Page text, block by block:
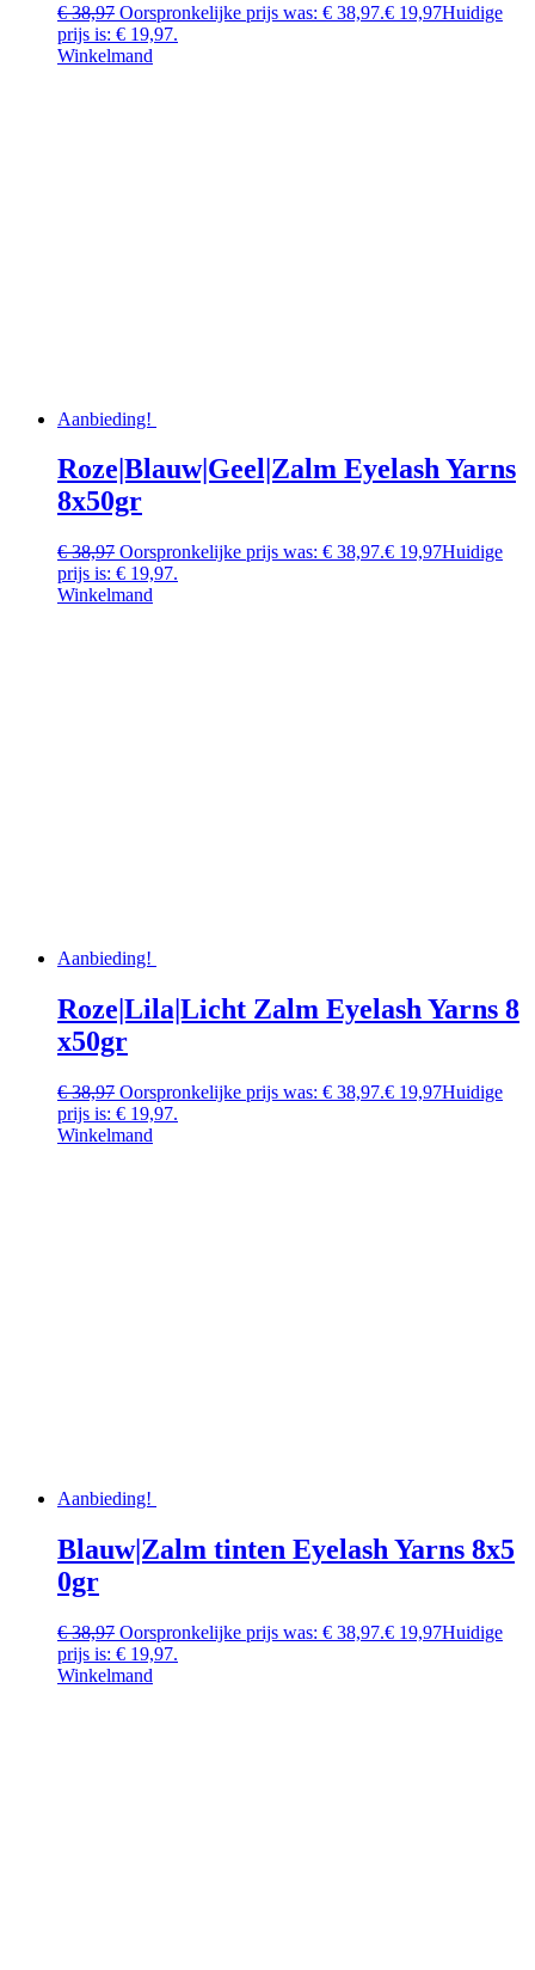
€38,97 Oorspronkelijke prijs was: € 38,97.€ 19,97Huidige
prijs is: € 19,97.
Winkelmand
Aanbieding!
Roze|Blauw|Geel|Zalm Eyelash Yarns
8x50gr
€38,97 Oorspronkelijke prijs was: € 38,97.€ 19,97Huidige
prijs is: € 19,97.
Winkelmand
Aanbieding!
Roze|Lila|Licht Zalm Eyelash Yarns 8
x50gr
€38,97 Oorspronkelijke prijs was: € 38,97.€ 19,97Huidige
prijs is: € 19,97.
Winkelmand
Aanbieding!
Blauw|Zalm tinten Eyelash Yarns 8x5
0gr
€38,97 Oorspronkelijke prijs was: € 38,97.€ 19,97Huidige
prijs is: € 19,97.
Winkelmand